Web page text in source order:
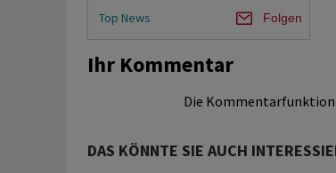
Top News Folgen
Ihr Kommentar
Die Kommentarfunktion
DAS KÖNNTE SIE AUCH